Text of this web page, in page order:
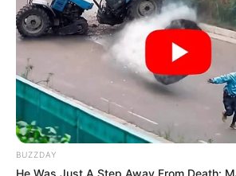
BUZZDAY
He Was Just A Step Away From Death: